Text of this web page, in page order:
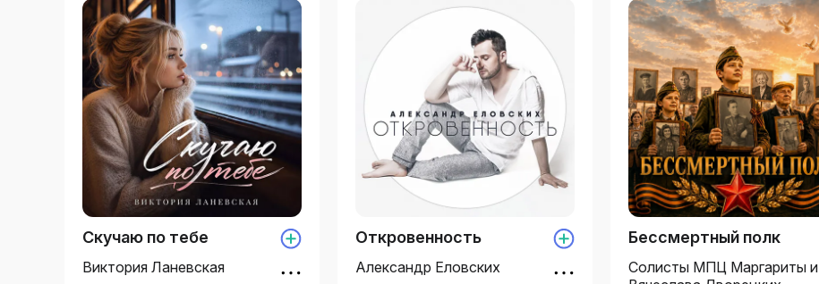
Скучаю по тебе
Виктория Ланевская
Откровенность
Александр Еловских
Бессмертный полк
Солисты МПЦ Маргариты и